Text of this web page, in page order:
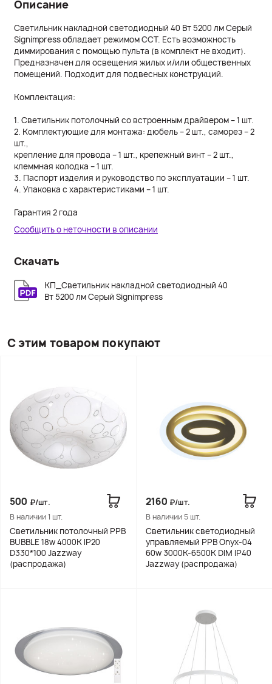
Скачать
КП_Светильник накладной светодиодный 40
Вт 5200 лм Серый Signimpress
Описание
Светильник накладной светодиодный 40 Вт 5200 лм Серый
Signimpress обладает режимом ССТ. Есть возможность
диммирования с помощью пульта (в комплект не входит).
Предназначен для освещения жилых и/или общественных
помещений. Подходит для подвесных конструкций.
Комплектация:
1. Светильник потолочный со встроенным драйвером – 1 шт.
2. Комплектующие для монтажа: дюбель – 2 шт., саморез – 2
шт.,
крепление для провода – 1 шт., крепежный винт – 2 шт.,
клеммная колодка – 1 шт.
3. Паспорт изделия и руководство по эксплуатации – 1 шт.
4. Упаковка с характеристиками – 1 шт.
Гарантия 2 года
Сообщить о неточности в описании
С этим товаром покупают
500 ₽/шт.
В наличии 1 шт.
Светильник потолочный PPB
BUBBLE 18w 4000K IP20
D330*100 Jazzway
(распродажа)
2160 ₽/шт.
В наличии 5 шт.
Светильник светодиодный
управляемый PPB Onyx-04
60w 3000K-6500K DIM IP40
Jazzway (распродажа)